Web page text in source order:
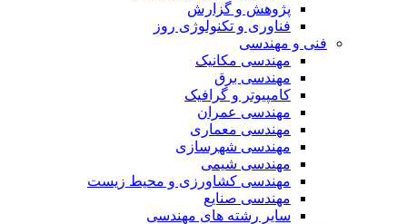
پژوهش و گزارش
فناوری و تکنولوژی روز
فنی و مهندسی
مهندسی مکانیک
مهندسی برق
کامپیوتر و گرافیک
مهندسی عمران
مهندسی معماری
مهندسی شهرسازی
مهندسی شیمی
مهندسی کشاورزی و محیط زیست
مهندسی صنایع
سایر رشته های مهندسی